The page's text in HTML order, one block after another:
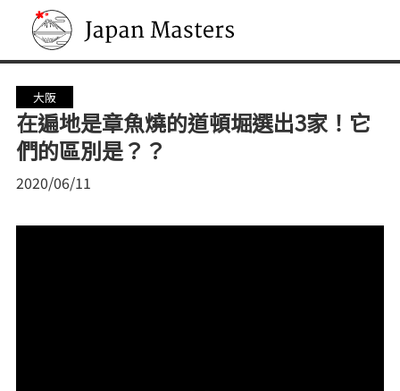
Japan Masters
大阪
在遍地是章魚燒的道頓堀選出3家！它
們的區別是？？
2020/06/11